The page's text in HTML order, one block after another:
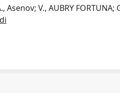
Asenov; V., AUBRY